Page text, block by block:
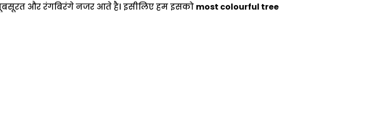
और रंगबिरंगे नजर आते है। इसीलिए हम इसको most colourful tree